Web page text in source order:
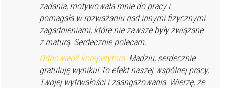
zadania, motywowała mnie do pracy i
pomagała w rozważaniu nad innymi fizycznymi
zagadnieniami, które nie zawsze były związane
z maturą. Serdecznie polecam.
Odpowiedź korepetytora:Madziu, serdecznie
gratuluję wyniku! To efekt naszej wspólnej pracy,
Twojej wytrwałości i zaangażowania. Wierzę, że